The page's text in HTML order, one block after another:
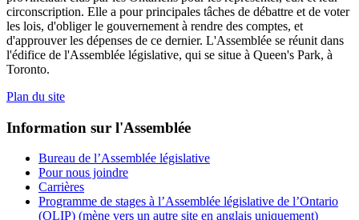
circonscription. Elle a pour principales tâches de débattre et de voter
les lois, d'obliger le gouvernement à rendre des comptes, et
d'approuver les dépenses de ce dernier. L'Assemblée se réunit dans
l'édifice de l'Assemblée législative, qui se situe à Queen's Park, à
Toronto.
Plan du site
Information sur l'Assemblée
Bureau de l’Assemblée législative
Pour nous joindre
Carrières
Programme de stages à l’Assemblée législative de l’Ontario
(OLIP) (mène vers un autre site en anglais uniquement)